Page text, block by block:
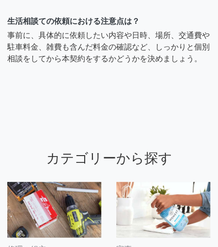
生活相談ての依頼における注意点は？
事前に、具体的に依頼したい内容や日時、場所、交通費や
駐車料金、雑費も含んだ料金の確認など、しっかりと個別
相談をしてから本契約をするかどうかを決めましょう。
カテゴリーから探す